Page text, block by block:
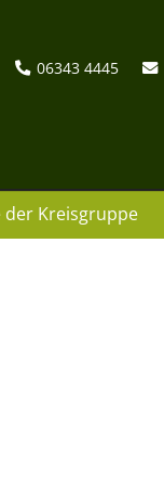
06343 4445
Kreisgruppe